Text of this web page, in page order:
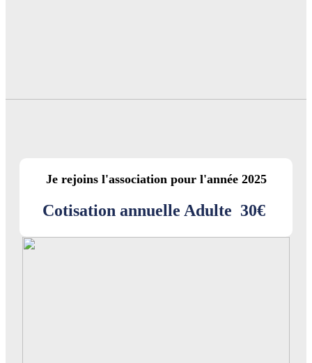
Je rejoins l'association pour l'année 2025
Cotisation annuelle Adulte 30€